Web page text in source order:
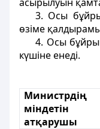
3. Осы
өзіме
4. Осы
күшіне енеді.
Министрдің
міндетін
атқарушы